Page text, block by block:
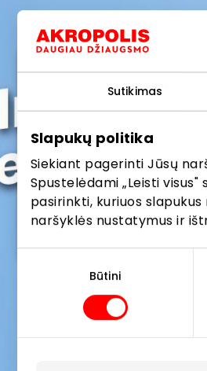
Sutikimas
Slapukų politika
Siekiant pagerinti Jūsų
Spustelėdami „Leisti
pasirinkti, kuriuos
naršyklės nustatymus ir
Būtini
📸 Renginys bus
užfiksuotas Jūsų (Jūsų
paskelbti AKROPOLIS
pranešimuose. Daugiau
Pasidalinti:
Pirmieji